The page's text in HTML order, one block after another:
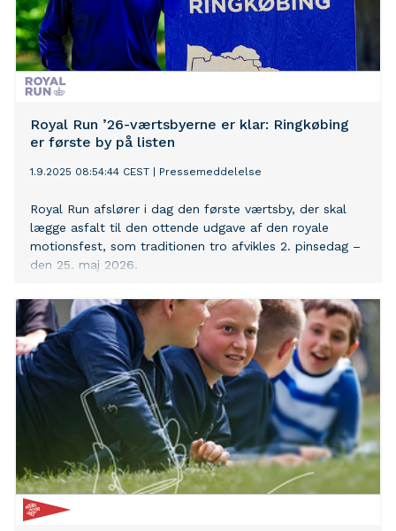
Royal Run ’26-værtsbyerne er klar: Ringkøbing
er første by på listen
1.9.2025 08:54:44 CEST Pressemeddelelse
Royal Run afslører i dag den første værtsby, der skal
lægge asfalt til den ottende udgave af den royale
motionsfest, som traditionen tro afvikles 2. pinsedag –
den 25. maj 2026.